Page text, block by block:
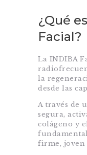
¿Qué
Facial?
La INDIBA
la
desde las
A través de
segura,
colágeno y
firme, joven